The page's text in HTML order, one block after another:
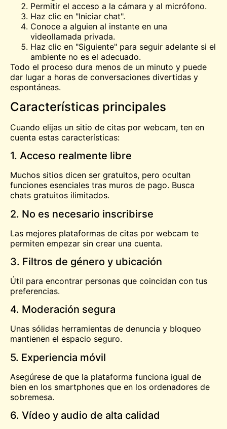
Permitir el acceso a la cámara y al micrófono.
Haz clic en "Iniciar chat".
Conoce a alguien al instante en una
videollamada privada.
Haz clic en "Siguiente" para seguir adelante si el
ambiente no es el adecuado.
Todo el proceso dura menos de un minuto y puede
dar lugar a horas de conversaciones divertidas y
espontáneas.
Características principales
Cuando elijas un sitio de citas por webcam, ten en
cuenta estas características:
1. Acceso realmente libre
Muchos sitios dicen ser gratuitos, pero ocultan
funciones esenciales tras muros de pago. Busca
chats gratuitos ilimitados.
2. No es necesario inscribirse
Las mejores plataformas de citas por webcam te
permiten empezar sin crear una cuenta.
3. Filtros de género y ubicación
Útil para encontrar personas que coincidan con tus
preferencias.
4. Moderación segura
Unas sólidas herramientas de denuncia y bloqueo
mantienen el espacio seguro.
5. Experiencia móvil
Asegúrese de que la plataforma funciona igual de
bien en los smartphones que en los ordenadores de
sobremesa.
6. Vídeo y audio de alta calidad